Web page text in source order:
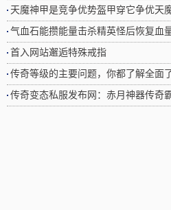
天魔神甲是竞争优势盔甲穿它争优天
气血石能攒能量击杀精英怪后恢复血
首入网站邂逅特殊戒指
传奇等级的主要问题，你都了解全面
传奇变态私服发布网：赤月神器传奇